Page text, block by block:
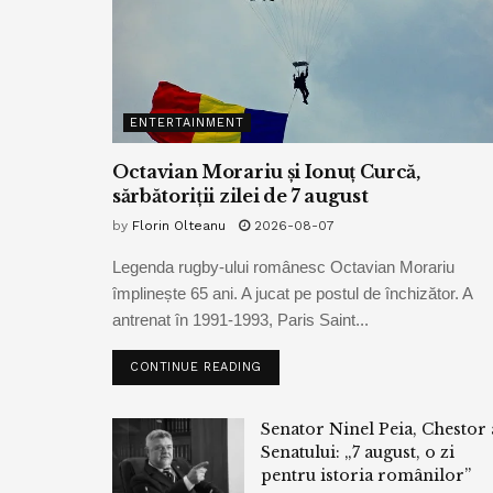
ENTERTAINMENT
Octavian Morariu și Ionuț Curcă,
sărbătoriții zilei de 7 august
by Florin Olteanu 2026-08-07
Legenda rugby-ului românesc Octavian Morariu
împlinește 65 ani. A jucat pe postul de închizător. A
antrenat în 1991-1993, Paris Saint...
CONTINUE READING
Senator Ninel Peia, Chestor
Senatului: „7 august, o zi
pentru istoria românilor”